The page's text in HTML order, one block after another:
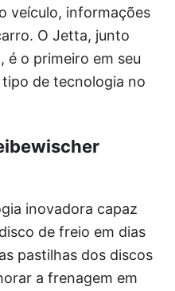
veículo, informações
O Jetta, junto
é o primeiro em seu
de tecnologia no
inovadora capaz
de freio em dias
pastilhas dos discos
a frenagem em